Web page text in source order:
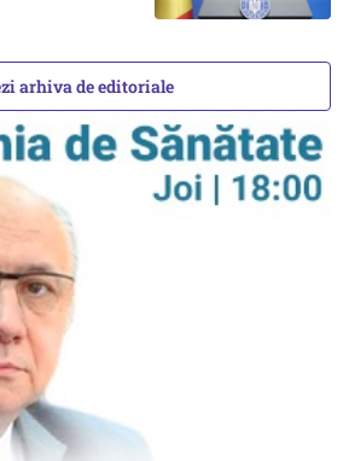
arhiva de editoriale